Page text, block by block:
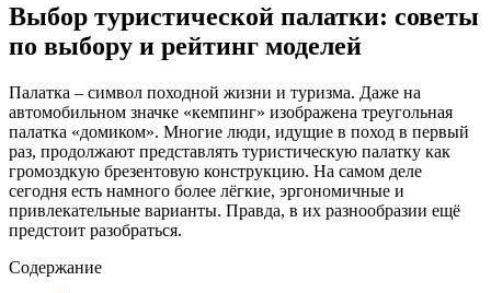
Выбор туристической палатки: советы
по выбору и рейтинг моделей
Палатка – символ походной жизни и туризма. Даже на
автомобильном значке «кемпинг» изображена треугольная
палатка «домиком». Многие люди, идущие в поход в первый
раз, продолжают представлять туристическую палатку как
громоздкую брезентовую конструкцию. На самом деле
сегодня есть намного более лёгкие, эргономичные и
привлекательные варианты. Правда, в их разнообразии ещё
предстоит разобраться.
Содержание